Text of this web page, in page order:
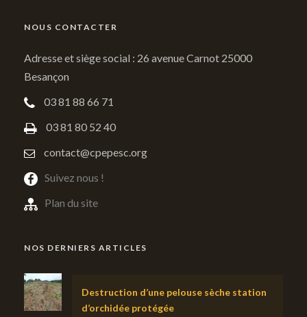
NOUS CONTACTER
Adresse et siège social : 26 avenue Carnot 25000
Besançon
03 81 88 66 71
03 81 80 52 40
contact@cpepesc.org
Suivez nous !
Plan du site
NOS DERNIERS ARTICLES
Destruction d’une pelouse sèche station
d’orchidée protégée